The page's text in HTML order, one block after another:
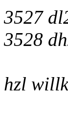
3527
3528
hzl